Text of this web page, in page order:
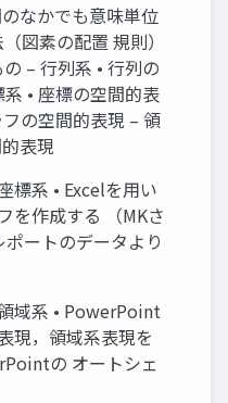
なかでも意味単位
図素の配置 規則）
– 行列系 • 行列の
• 座標の空間的表
の空間的表現 – 領
表現
標系 • Excelを用い
を作成する （MKさ
ートのデータより
域系 • PowerPoint
現，領域系表現を
の オートシェ